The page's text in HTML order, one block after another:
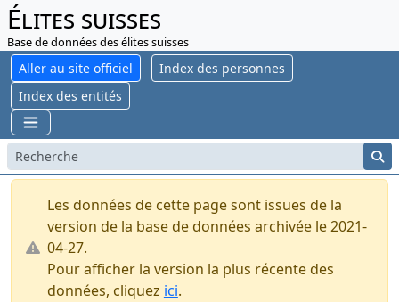
Élites suisses
Base de données des élites suisses
Aller au site officiel
Index des personnes
Index des entités
Les données de cette page sont issues de la
version de la base de données archivée le 2021-
04-27.
Pour afficher la version la plus récente des
données, cliquez ici.